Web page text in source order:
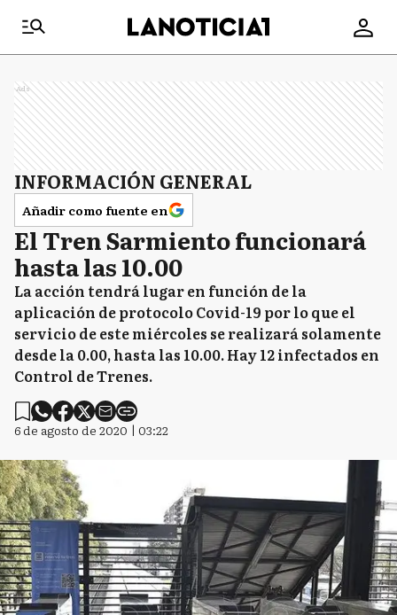
Ads
INFORMACIÓN GENERAL
Añadir como fuente en
El Tren Sarmiento funcionará
hasta las 10.00
La acción tendrá lugar en función de la
aplicación de protocolo Covid-19 por lo que el
servicio de este miércoles se realizará solamente
desde la 0.00, hasta las 10.00. Hay 12 infectados en
Control de Trenes.
6 de agosto de 2020 | 03:22